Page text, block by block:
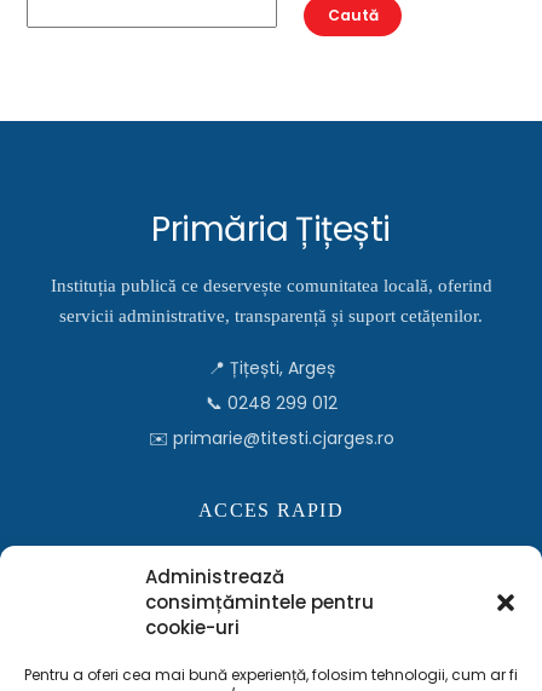
Administrează
consimțămintele pentru
cookie-uri
Pentru a oferi cea mai bună experiență, folosim tehnologii, cum ar fi
Caută
Primăria Țițești
Instituția publică ce deservește comunitatea locală, oferind
servicii administrative, transparență și suport cetățenilor.
📍 Țițești, Argeș
📞 0248 299 012
✉️ primarie@titesti.cjarges.ro
ACCES RAPID
Monitorul Oficial Local
Informații publice
Contact